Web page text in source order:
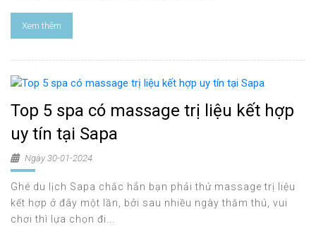
Xem thêm
Top 5 spa có massage trị liệu kết hợp
uy tín tại Sapa
Ngày 30-01-2024
Ghé du lịch Sapa chắc hẳn bạn phải thử massage trị liệu
kết hợp ở đây một lần, bởi sau nhiều ngày thăm thú, vui
chơi thì lựa chọn đi...